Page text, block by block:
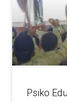
Psiko